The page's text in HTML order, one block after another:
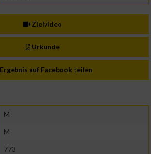
Zielvideo
Urkunde
Ergebnis auf Facebook teilen
M
M
773